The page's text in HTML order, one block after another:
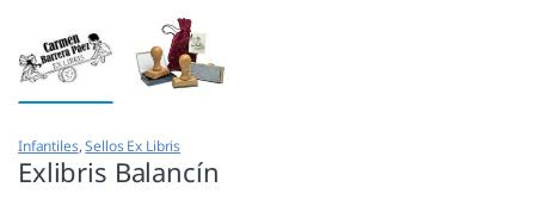
Infantiles,Sellos Ex Libris
Exlibris Balancín